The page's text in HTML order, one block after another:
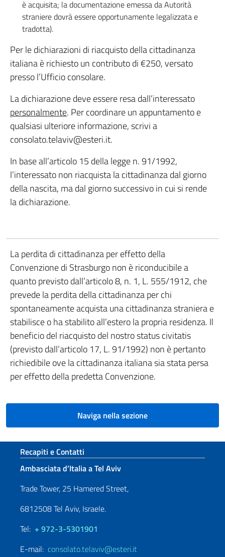
è acquisita; la documentazione emessa da Autorità
straniere dovrà essere opportunamente legalizzata e
tradotta).
Per le dichiarazioni di riacquisto della cittadinanza
italiana è richiesto un contributo di €250, versato
presso l’Ufficio consolare.
La dichiarazione deve essere resa dall’interessato
personalmente. Per coordinare un appuntamento e
qualsiasi ulteriore informazione, scrivi a
consolato.telaviv@esteri.it.
In base all’articolo 15 della legge n. 91/1992,
l’interessato non riacquista la cittadinanza dal giorno
della nascita, ma dal giorno successivo in cui si rende
la dichiarazione.
La perdita di cittadinanza per effetto della
Convenzione di Strasburgo non è riconducibile a
quanto previsto dall’articolo 8, n. 1, L. 555/1912, che
prevede la perdita della cittadinanza per chi
spontaneamente acquista una cittadinanza straniera e
stabilisce o ha stabilito all’estero la propria residenza. Il
beneficio del riacquisto del nostro status civitatis
(previsto dall’articolo 17, L. 91/1992) non è pertanto
richiedibile ove la cittadinanza italiana sia stata persa
per effetto della predetta Convenzione.
Naviga nella sezione
Sezione footer
Recapiti e Contatti
Ambasciata d’Italia a Tel Aviv
Trade Tower, 25 Hamered Street,
6812508 Tel Aviv, Israele.
Tel: + 972-3-5301901
E-mail: consolato.telaviv@esteri.it